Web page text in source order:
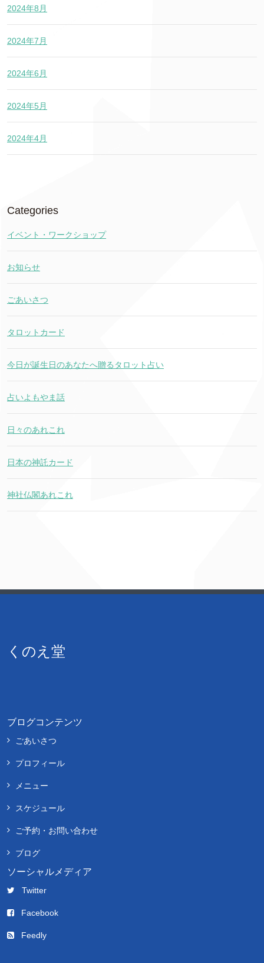
2024年8月
2024年7月
2024年6月
2024年5月
2024年4月
Categories
イベント・ワークショップ
お知らせ
ごあいさつ
タロットカード
今日が誕生日のあなたへ贈るタロット占い
占いよもやま話
日々のあれこれ
日本の神託カード
神社仏閣あれこれ
くのえ堂
ブログコンテンツ
ごあいさつ
プロフィール
メニュー
スケジュール
ご予約・お問い合わせ
ブログ
ソーシャルメディア
Twitter
Facebook
Feedly